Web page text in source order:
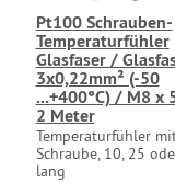
Pt100 Schrauben-
Temperaturfühler
Glasfaser /
3x0,22mm² (-50
...+400°C) / M8 x
2 Meter
Temperaturfühler
Schraube, 10, 25
lang